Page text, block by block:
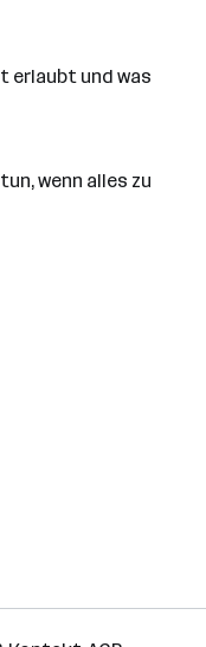
erlaubt und was
wenn alles zu